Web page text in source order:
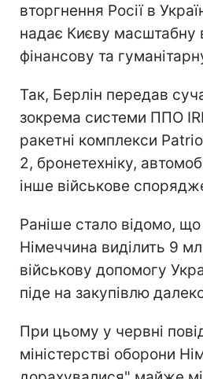
вторгнення Росії в
надає Києву масштабну
фінансову та
Так, Берлін передав
зокрема системи ППО
ракетні комплекси
2, бронетехніку,
інше військове
Раніше стало відомо,
Німеччина виділить 9
військову допомогу
піде на закупівлю
При цьому у червні
міністерстві оборони